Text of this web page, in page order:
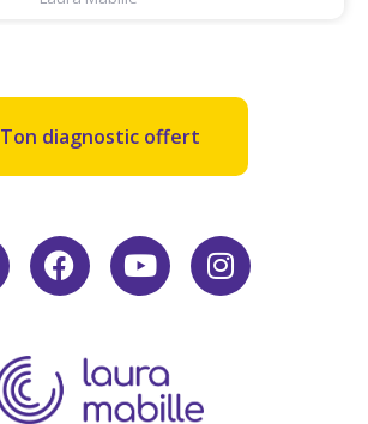
Ton diagnostic offert